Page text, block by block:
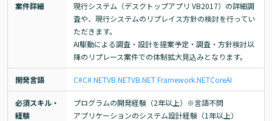
案件詳細
現行システム（デスクトップアプリ VB2017）の詳細調
査や、現行システムのリプレイス方針の検討を行ってい
ただきます。
AI駆動による調査・設計を提案予定・調査・方針検討以
降のリプレース案件での体制拡大見込みとなります。
開発言語 C#C#.NETVB.NETVB.NET Framework.NETCoreAI
必須スキル・
経験
プログラムの開発経験（2年以上）※言語不問
アプリケーションのシステム設計経験（1年以上）